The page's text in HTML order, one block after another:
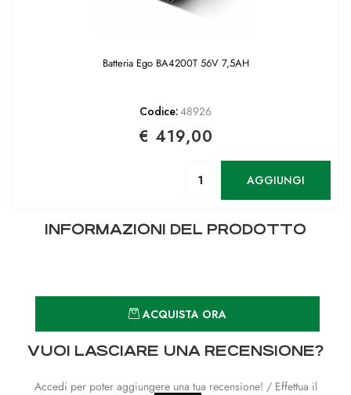
Batteria Ego BA4200T 56V 7,5AH
Codice:48926
€ 419,00
AGGIUNGI
INFORMAZIONI DEL PRODOTTO
ACQUISTA ORA
VUOI LASCIARE UNA RECENSIONE?
Accedi per poter aggiungere una tua recensione! / Effettua il